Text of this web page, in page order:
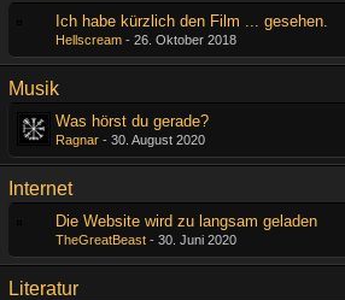
Ich habe kürzlich den Film ... gesehen.
Hellscream - 26. Oktober 2018
Musik
Was hörst du gerade?
Ragnar - 30. August 2020
Internet
Die Website wird zu langsam geladen
TheGreatBeast - 30. Juni 2020
Literatur